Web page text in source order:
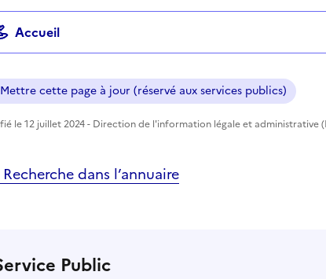
Accueil
Mettre cette page à jour (réservé aux services publics)
le 12 juillet 2024 - Direction de l'information légale et administrative
Recherche dans l’annuaire
Public